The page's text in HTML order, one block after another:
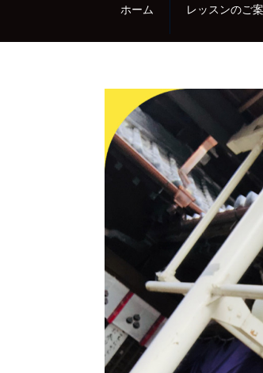
ホーム レッスンのご